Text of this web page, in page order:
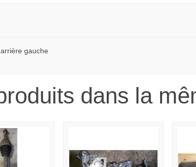
gauche
dans la